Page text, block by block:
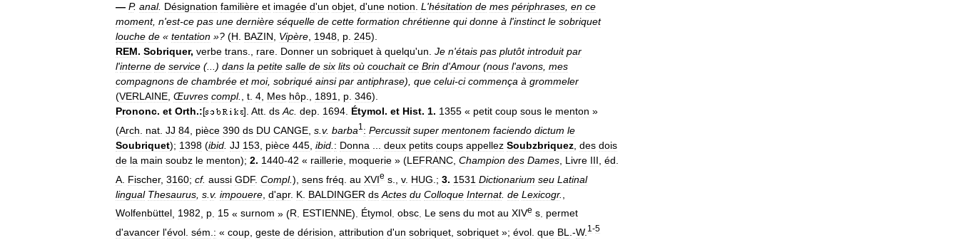
— P. anal. Désignation familière et imagée d'un objet, d'une notion. L'hésitation de mes périphrases, en ce
moment, n'est-ce pas une dernière séquelle de cette formation chrétienne qui donne à l'instinct le sobriquet
louche de « tentation »? (H. BAZIN, Vipère, 1948, p. 245).
REM. Sobriquer, verbe trans., rare. Donner un sobriquet à quelqu'un. Je n'étais pas plutôt introduit par
l'interne de service (...) dans la petite salle de six lits où couchait ce Brin d'Amour (nous l'avons, mes
compagnons de chambrée et moi, sobriqué ainsi par antiphrase), que celui-ci commença à grommeler
(VERLAINE, Œuvres compl., t. 4, Mes hôp., 1891, p. 346).
Prononc. et Orth.:[ ]. Att. ds Ac. dep. 1694. Étymol. et Hist. 1. 1355 « petit coup sous le menton »
(Arch nat JJ 84 pièce 390 ds DU CANGE s v. barba1 : Percussit super mentonem faciendo dictum le
Soubriquet); 1398 (ibid JJ 153 pièce 445 ibid : Donna deux petits coups appellez Soubzbriquez des dois
de la main soubz le menton); 2. 1440-42 « raillerie moquerie » (LEFRANC Champion des Dames Livre III éd
A Fischer, 3160; cf. aussi GDF. Compl.), sens fréq au XVIe s v. HUG .; 3. 1531 Dictionarium seu Latinal
lingual Thesaurus s v. impouere d'apr. K BALDINGER ds Actes du Colloque Internat. de Lexicogr.
Wolfenbüttel 1982 p 15 « surnom » (R ESTIENNE). Étymol obsc Le sens du mot au XIVe s permet
d'avancer l'évol sém : « coup geste de dérision attribution d'un sobriquet sobriquet »; évol que BL .-W. 1 -5